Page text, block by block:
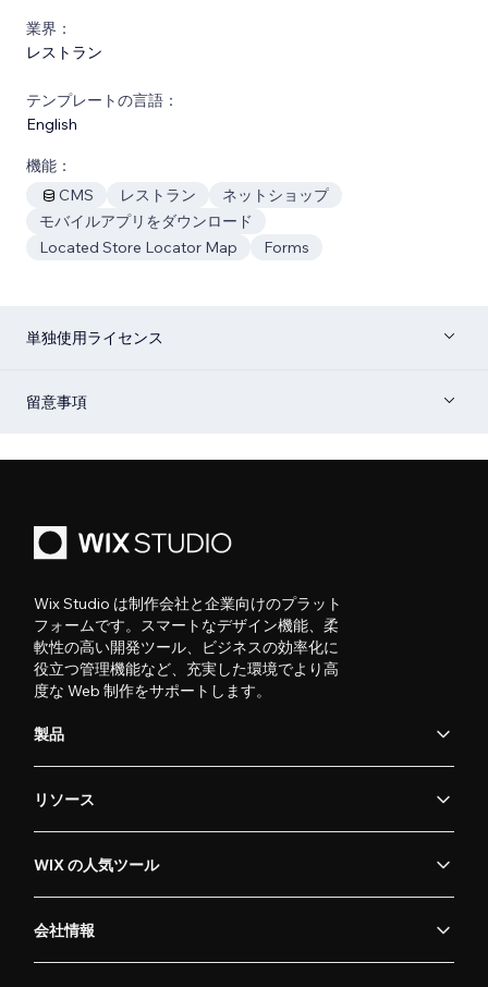
業界：
レストラン
テンプレートの言語：
English
機能：
CMS
レストラン
ネットショップ
モバイルアプリをダウンロード
Located Store Locator Map
Forms
単独使用ライセンス
留意事項
Wix Studio は制作会社と企業向けのプラット
フォームです。スマートなデザイン機能、柔
軟性の高い開発ツール、ビジネスの効率化に
役立つ管理機能など、充実した環境でより高
度な Web 制作をサポートします。
製品
リソース
WIX の人気ツール
会社情報